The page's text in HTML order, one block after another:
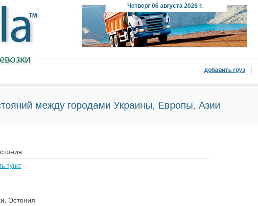
Четверг 06 августа 2026 г.
добавить груз
между городами Украины, Европы, Азии
пункт